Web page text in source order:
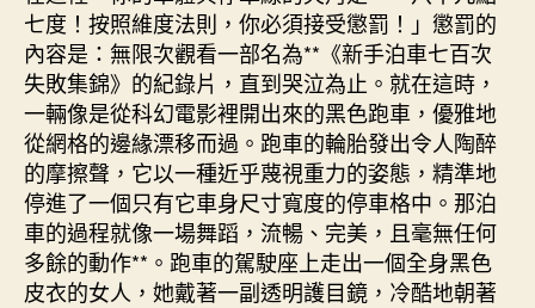
七度！按照維度法則，你必須接受懲罰！」懲罰的
內容是：無限次觀看一部名為**《新手泊車七百次
失敗集錦》的紀錄片，直到哭泣為止。就在這時，
一輛像是從科幻電影裡開出來的黑色跑車，優雅地
從網格的邊緣漂移而過。跑車的輪胎發出令人陶醉
的摩擦聲，它以一種近乎蔑視重力的姿態，精準地
停進了一個只有它車身尺寸寬度的停車格中。那泊
車的過程就像一場舞蹈，流暢、完美，且毫無任何
多餘的動作**。跑車的駕駛座上走出一個全身黑色
皮衣的女人，她戴著一副透明護目鏡，冷酷地朝著